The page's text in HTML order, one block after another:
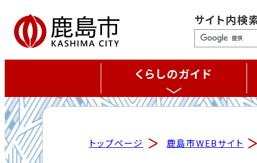
サイト内検
くらしのガイド
トップページ 鹿島市WEBサイト